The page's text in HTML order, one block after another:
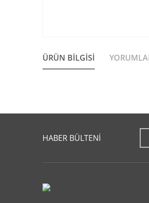
ÜRÜN BILGISI
Görüş ve önerileriniz için teşekkür
Ürün açıklamasında eksik bilgiler
HABER BÜLTENİ